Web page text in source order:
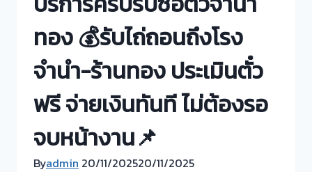
ทอง 💰รับไถ่ถอนถึงโรง
จำนำ-ร้านทอง ประเมินตั๋ว
ฟรี จ่ายเงินทันที ไม่ต้องรอ
จบหน้างาน📌
Byadmin 20/11/202520/11/2025